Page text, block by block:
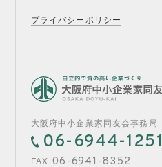
プライバシーポリシー
大阪府中小企業家同友会事務局
06-6944-1251
FAX 06-6941-8352